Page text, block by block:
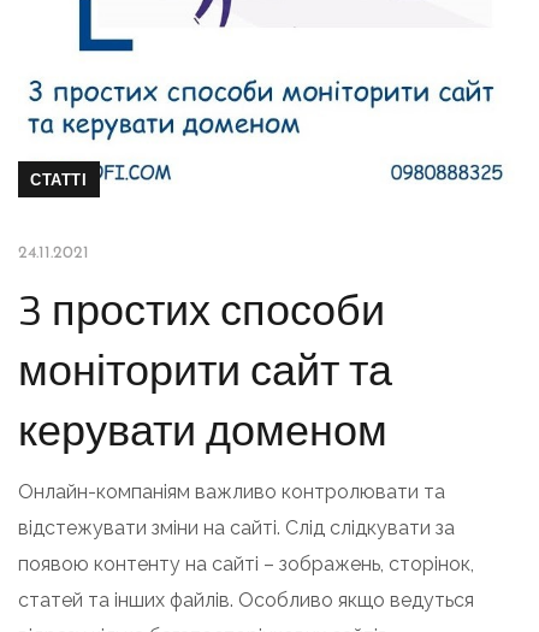
СТАТТІ
24.11.2021
3 простих способи
моніторити сайт та
керувати доменом
Онлайн-компаніям важливо контролювати та
відстежувати зміни на сайті. Слід слідкувати за
появою контенту на сайті – зображень, сторінок,
статей та інших файлів. Особливо якщо ведуться